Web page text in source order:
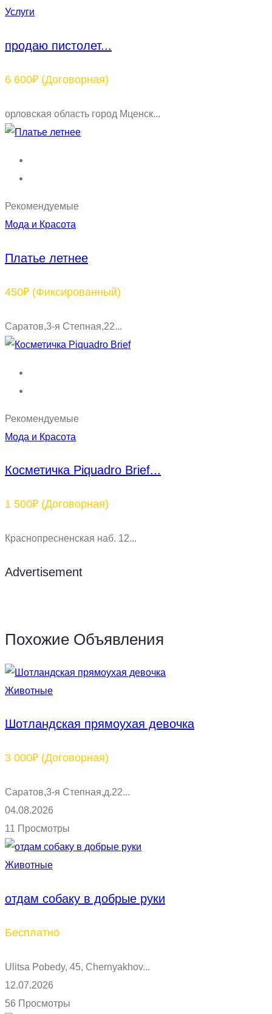
Услуги
продаю пистолет...
6 600₽ (Договорная)
орловская область город Мценск...
Рекомендуемые
Мода и Красота
Платье летнее
450₽ (Фиксированный)
Саратов,3-я Степная,22...
Рекомендуемые
Мода и Красота
Косметичка Piquadro Brief...
1 500₽ (Договорная)
Краснопресненская наб. 12...
Advertisement
Похожие Объявления
Животные
Шотландская прямоухая девочка
3 000₽ (Договорная)
Саратов,3-я Степная,д.22...
04.08.2026
11 Просмотры
Животные
отдам собаку в добрые руки
Бесплатно
Ulitsa Pobedy, 45, Chernyakhov...
12.07.2026
56 Просмотры